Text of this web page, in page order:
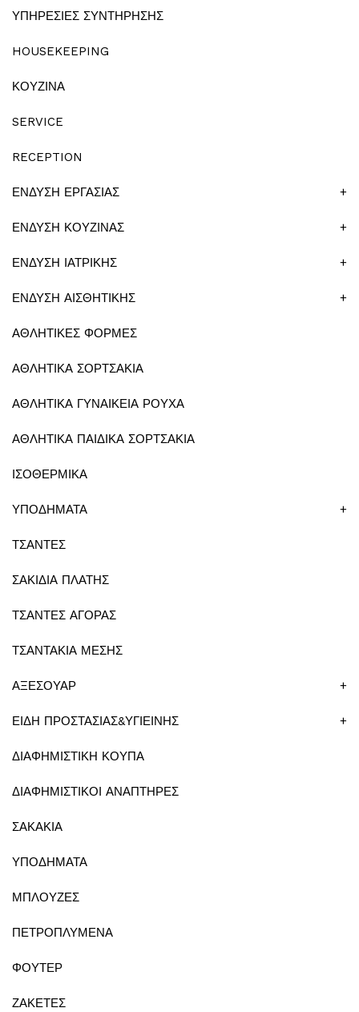
ΥΠΗΡΕΣΙΕΣ ΣΥΝΤΗΡΗΣΗΣ
HOUSEKEEPING
ΚΟΥΖΙΝΑ
SERVICE
RECEPTION
ΕΝΔΥΣΗ ΕΡΓΑΣΙΑΣ +
ΕΝΔΥΣΗ ΚΟΥΖΙΝΑΣ +
ΕΝΔΥΣΗ ΙΑΤΡΙΚΗΣ +
ΕΝΔΥΣΗ ΑΙΣΘΗΤΙΚΗΣ +
ΑΘΛΗΤΙΚΕΣ ΦΟΡΜΕΣ
ΑΘΛΗΤΙΚΑ ΣΟΡΤΣΑΚΙΑ
ΑΘΛΗΤΙΚΑ ΓΥΝΑΙΚΕΙΑ ΡΟΥΧΑ
ΑΘΛΗΤΙΚΑ ΠΑΙΔΙΚΑ ΣΟΡΤΣΑΚΙΑ
ΙΣΟΘΕΡΜΙΚΑ
ΥΠΟΔΗΜΑΤΑ +
ΤΣΑΝΤΕΣ
ΣΑΚΙΔΙΑ ΠΛΑΤΗΣ
ΤΣΑΝΤΕΣ ΑΓΟΡΑΣ
ΤΣΑΝΤΑΚΙΑ ΜΕΣΗΣ
ΑΞΕΣΟΥΑΡ +
ΕΙΔΗ ΠΡΟΣΤΑΣΙΑΣ&ΥΓΙΕΙΝΗΣ +
ΔΙΑΦΗΜΙΣΤΙΚΗ ΚΟΥΠΑ
ΔΙΑΦΗΜΙΣΤΙΚΟΙ ΑΝΑΠΤΗΡΕΣ
ΣΑΚΑΚΙΑ
ΥΠΟΔΗΜΑΤΑ
ΜΠΛΟΥΖΕΣ
ΠΕΤΡΟΠΛΥΜΕΝΑ
ΦΟΥΤΕΡ
ΖΑΚΕΤΕΣ